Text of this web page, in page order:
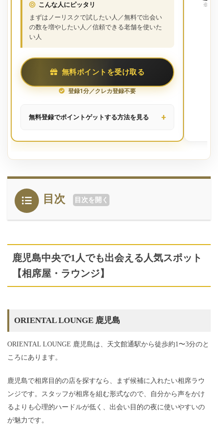
こんな人にピッタリ
まずはノーリスクで試したい人／無料で出会い
の数を増やしたい人／信頼できる老舗を使いた
い人
無料ポイントを受け取る
登録1分／クレカ登録不要
無料登録でポイントゲットする方法を見る
会員登録するだけで以下のように無料で
ポイントがゲットできました。（2025
年月5月1日時点）
※併
目次 目次を開く
鹿児島中央で1人でも出会える人気スポット
【相席屋・ラウンジ】
ORIENTAL LOUNGE 鹿児島
ORIENTAL LOUNGE 鹿児島は、天文館通駅から徒歩約1〜3分のと
ころにあります。
鹿児島で相席目的の店を探すなら、まず候補に入れたい相席ラウ
ンジです。スタッフが相席を組む形式なので、自分から声をかけ
るよりも心理的ハードルが低く、出会い目的の夜に使いやすいの
が魅力です。